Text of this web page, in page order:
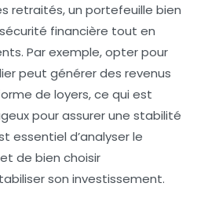
retraités, un portefeuille bien
financière tout en
Par exemple, opter pour
peut générer des revenus
de loyers, ce qui est
pour assurer une stabilité
essentiel d’analyser le
de bien choisir
son investissement.